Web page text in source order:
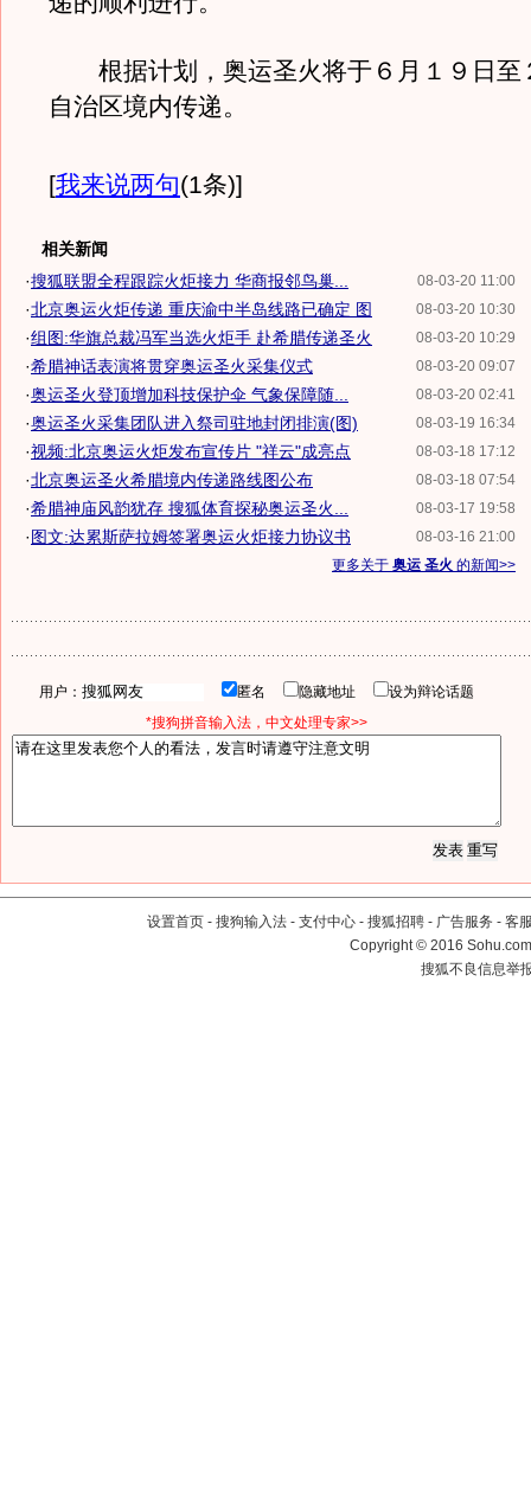
根据计划，奥运圣火将于６月１９日至
自治区境内传递。
[我来说两句(1条)]
相关新闻
08-03-20 11:00
·搜狐联盟全程跟踪火炬接力 华商报邻鸟巢...
08-03-20 10:30
·北京奥运火炬传递 重庆渝中半岛线路已确定 图
08-03-20 10:29
·组图:华旗总裁冯军当选火炬手 赴希腊传递圣火
08-03-20 09:07
·希腊神话表演将贯穿奥运圣火采集仪式
08-03-20 02:41
·奥运圣火登顶增加科技保护伞 气象保障随...
08-03-19 16:34
·奥运圣火采集团队进入祭司驻地封闭排演(图)
08-03-18 17:12
·视频:北京奥运火炬发布宣传片 "祥云"成亮点
08-03-18 07:54
·北京奥运圣火希腊境内传递路线图公布
08-03-17 19:58
·希腊神庙风韵犹存 搜狐体育探秘奥运圣火...
08-03-16 21:00
·图文:达累斯萨拉姆签署奥运火炬接力协议书
更多关于 奥运 圣火 的新闻>>
用户： 匿名 隐藏地址
设为辩论话题
*搜狗拼音输入法，中文处理专家>>
设置首页 - 搜狗输入法 - 支付中心 - 搜狐招聘 - 广告服务 - 客
Copyright©2016
搜狐不良信息举